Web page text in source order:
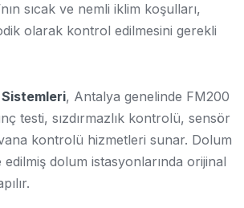
sıcak ve nemli iklim koşulları,
olarak kontrol edilmesini gerekli
Sistemleri, Antalya genelinde FM200
testi, sızdırmazlık kontrolü, sensör
kontrolü hizmetleri sunar. Dolum
dolum istasyonlarında orijinal